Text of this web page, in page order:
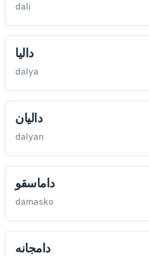
dali
داليا
dalya
داليان
dalyan
داماسقو
damasko
دامجانه